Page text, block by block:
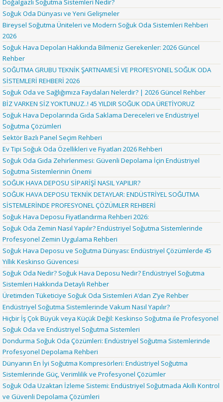
Doğalgazlı Soğutma Sistemleri Nedir?
Soğuk Oda Dünyası ve Yeni Gelişmeler
Bireysel Soğutma Üniteleri ve Modern Soğuk Oda Sistemleri Rehberi
2026
Soğuk Hava Depoları Hakkında Bilmeniz Gerekenler: 2026 Güncel
Rehber
SOĞUTMA GRUBU TEKNİK ŞARTNAMESİ VE PROFESYONEL SOĞUK ODA
SİSTEMLERİ REHBERİ 2026
Soğuk Oda ve Sağlığımıza Faydaları Nelerdir? | 2026 Güncel Rehber
BİZ VARKEN SİZ YOKTUNUZ..! 45 YILDIR SOĞUK ODA ÜRETİYORUZ
Soğuk Hava Depolarında Gıda Saklama Dereceleri ve Endüstriyel
Soğutma Çözümleri
Sektör Bazlı Panel Seçim Rehberi
Ev Tipi Soğuk Oda Özellikleri ve Fiyatları 2026 Rehberi
Soğuk Oda Gıda Zehirlenmesi: Güvenli Depolama İçin Endüstriyel
Soğutma Sistemlerinin Önemi
SOĞUK HAVA DEPOSU SİPARİŞİ NASIL YAPILIR?
SOĞUK HAVA DEPOSU TEKNİK DETAYLAR: ENDÜSTRİYEL SOĞUTMA
SİSTEMLERİNDE PROFESYONEL ÇÖZÜMLER REHBERİ
Soğuk Hava Deposu Fiyatlandırma Rehberi 2026:
Soğuk Oda Zemin Nasıl Yapılır? Endüstriyel Soğutma Sistemlerinde
Profesyonel Zemin Uygulama Rehberi
Soğuk Hava Deposu ve Soğutma Dünyası: Endüstriyel Çözümlerde 45
Yıllık Keskinso Güvencesi
Soğuk Oda Nedir? Soğuk Hava Deposu Nedir? Endüstriyel Soğutma
Sistemleri Hakkında Detaylı Rehber
Üretimden Tüketiciye Soğuk Oda Sistemleri A’dan Z’ye Rehber
Endüstriyel Soğutma Sistemlerinde Vakum Nasıl Yapılır?
Hiçbir İş Çok Büyük veya Küçük Değil: Keskinso Soğutma ile Profesyonel
Soğuk Oda ve Endüstriyel Soğutma Sistemleri
Dondurma Soğuk Oda Çözümleri: Endüstriyel Soğutma Sistemlerinde
Profesyonel Depolama Rehberi
Dünyanın En İyi Soğutma Kompresörleri: Endüstriyel Soğutma
Sistemlerinde Güç, Verimlilik ve Profesyonel Çözümler
Soğuk Oda Uzaktan İzleme Sistemi: Endüstriyel Soğutmada Akıllı Kontrol
ve Güvenli Depolama Çözümleri